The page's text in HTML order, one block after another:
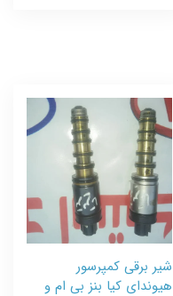
شیر برقی کمپرسور
هیوندای کیا بنز بی ام و